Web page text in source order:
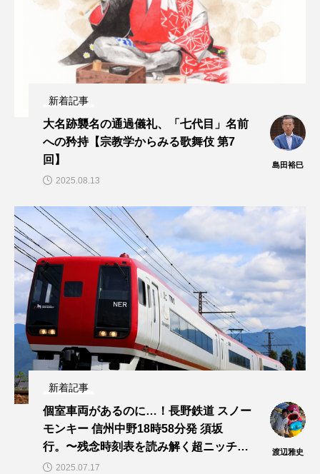
新着記事
大名跡襲名の通過儀礼、「七代目」名前
への矜持【宗教学からみる歌舞伎 第7
回】
島田裕巳
2025.08.13
新着記事
個室車両があるのに…！長野鉄道 スノー
モンキー 信州中野18時58分発 須坂
行。〜残念時刻表を読み解く超ニッチ企
画！～「渡辺雅史の残念な鉄道時刻表」
渡辺雅史
2025.07.17